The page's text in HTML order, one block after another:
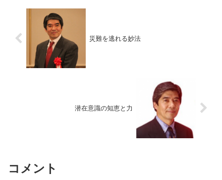
災難を逃れる妙法
潜在意識の知恵と力
コメント